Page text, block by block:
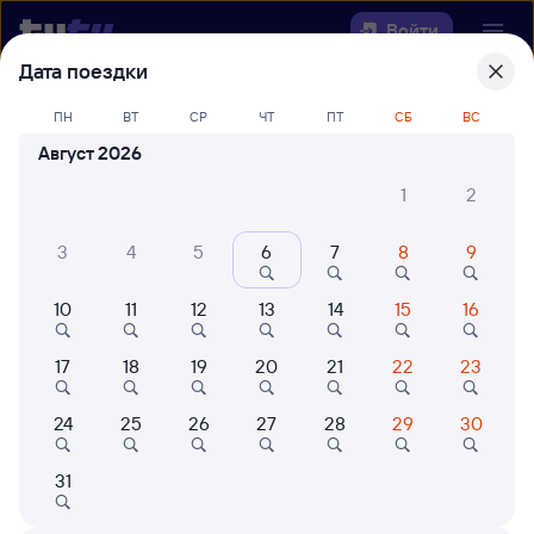
Войти
Выберите день, чтобы найтиж/д
билеты Бобыльская — Залари
42 млн путешествуют с
Дата поездки
ПН ВТ СР ЧТ ПТ СБ ВС
Август 2026
1
2
3 4 5 6 7 8 9
10 11 12 13 14 15 16
17 18 19 20 21 22 23
24 25 26 27 28 29 30
31